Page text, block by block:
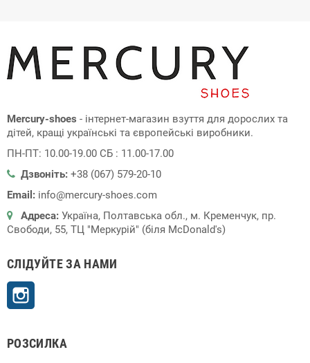
Mercury-shoes - інтернет-магазин взуття для дорослих та
дітей, кращі українські та європейські виробники.
ПН-ПТ: 10.00-19.00 СБ : 11.00-17.00
Дзвоніть: +38 (067) 579-20-10
Email: info@mercury-shoes.com
Адреса: Україна, Полтавська обл., м. Кременчук, пр.
Свободи, 55, ТЦ "Меркурій" (біля McDonald's)
СЛІДУЙТЕ ЗА НАМИ
РОЗСИЛКА